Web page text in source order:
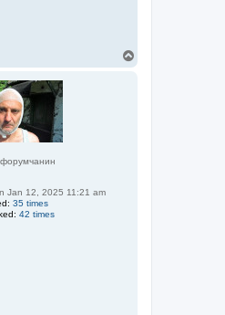
Jan 12, 2025 11:21 am
35 times
42 times